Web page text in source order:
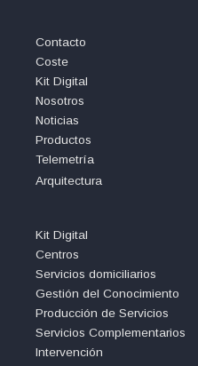
Contacto
Coste
Kit Digital
Nosotros
Noticias
Productos
Telemetría
Arquitectura
Kit Digital
Centros
Servicios domiciliarios
Gestión del Conocimiento
Producción de Servicios
Servicios Complementarios
Intervención